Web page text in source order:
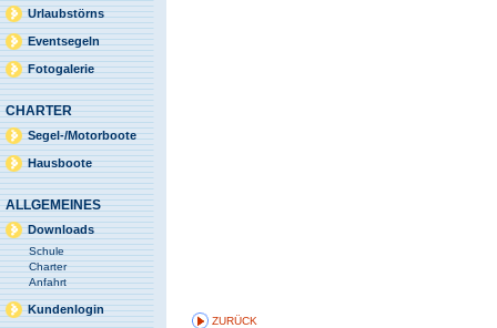
Urlaubstörns
Eventsegeln
Fotogalerie
CHARTER
Segel-/Motorboote
Hausboote
ALLGEMEINES
Downloads
Schule
Charter
Anfahrt
Kundenlogin
ZURÜCK